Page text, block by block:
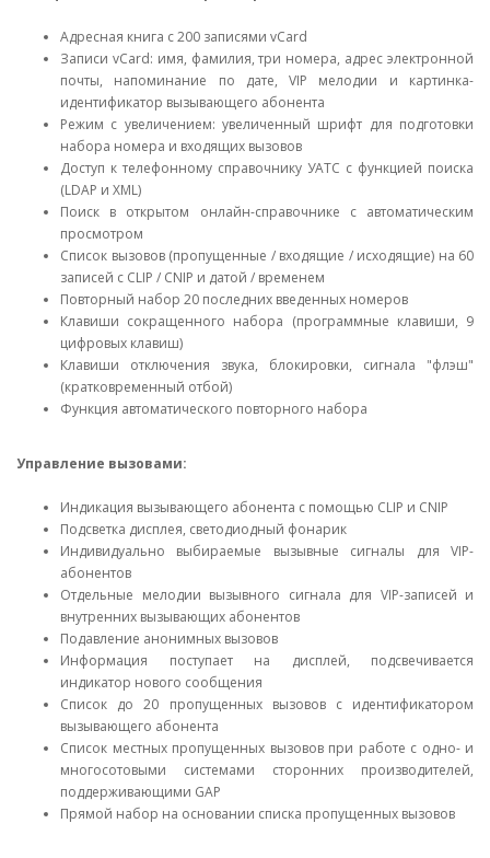
Адресная книга с 200 записями vCard
Записи vCard: имя, фамилия, три номера, адрес электронной
почты, напоминание по дате, VIP мелодии и картинка-
идентификатор вызывающего абонента
Режим с увеличением: увеличенный шрифт для подготовки
набора номера и входящих вызовов
Доступ к телефонному справочнику УАТС с функцией поиска
(LDAP и XML)
Поиск в открытом онлайн-справочнике с автоматическим
просмотром
Список вызовов (пропущенные / входящие / исходящие) на 60
записей с CLIP / CNIP и датой / временем
Повторный набор 20 последних введенных номеров
Клавиши сокращенного набора (программные клавиши, 9
цифровых клавиш)
Клавиши отключения звука, блокировки, сигнала "флэш"
(кратковременный отбой)
Функция автоматического повторного набора
Управление вызовами:
Индикация вызывающего абонента с помощью CLIP и CNIP
Подсветка дисплея, светодиодный фонарик
Индивидуально выбираемые вызывные сигналы для VIP-
абонентов
Отдельные мелодии вызывного сигнала для VIP-записей и
внутренних вызывающих абонентов
Подавление анонимных вызовов
Информация поступает на дисплей, подсвечивается
индикатор нового сообщения
Список до 20 пропущенных вызовов с идентификатором
вызывающего абонента
Список местных пропущенных вызовов при работе с одно- и
многосотовыми системами сторонних производителей,
поддерживающими GAP
Прямой набор на основании списка пропущенных вызовов